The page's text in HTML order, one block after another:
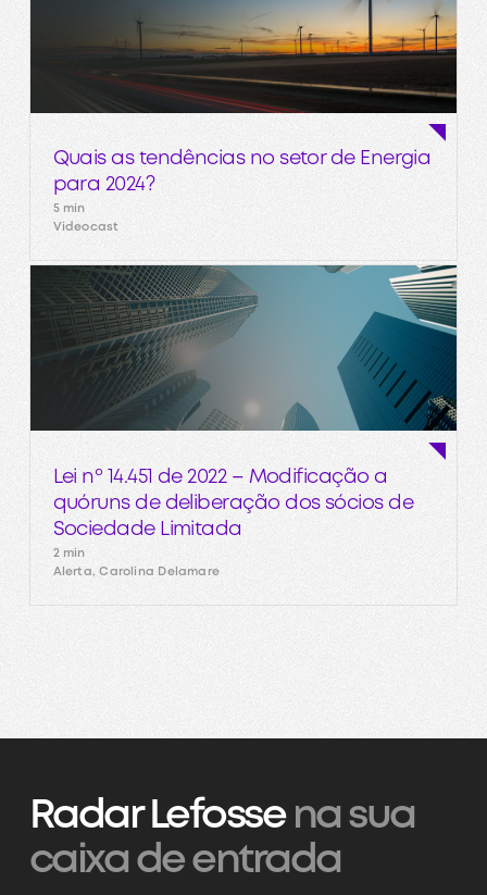
Quais as tendências no setor de Energia
para 2024?
5 min
Videocast
Lei nº 14.451 de 2022 – Modificação a
quóruns de deliberação dos sócios de
Sociedade Limitada
2 min
Alerta, Carolina Delamare
Radar Lefossena sua
caixa de entrada